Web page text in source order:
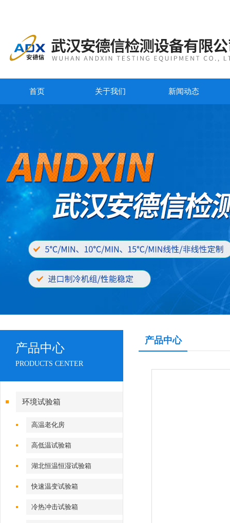
首页 关于我们 新闻动态
产品中心
PRODUCTS CENTER
环境试验箱
高温老化房
高低温试验箱
湖北恒温恒湿试验箱
快速温变试验箱
冷热冲击试验箱
产品中心